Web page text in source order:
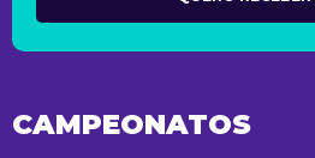
CAMPEONATOS